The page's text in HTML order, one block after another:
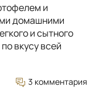
и
домашними
и сытного
вкусу всей
3 комментария